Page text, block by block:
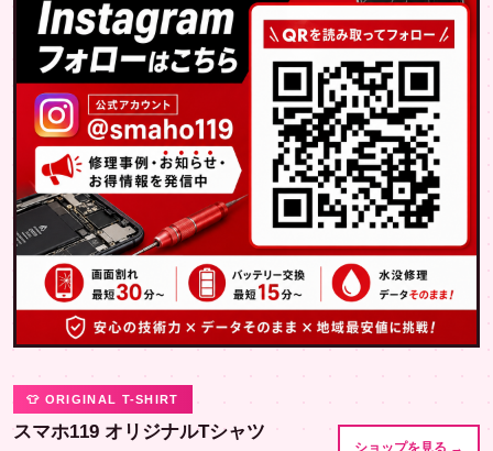
👕 ORIGINAL T-SHIRT
スマホ119 オリジナルTシャツ
ショップを見る →